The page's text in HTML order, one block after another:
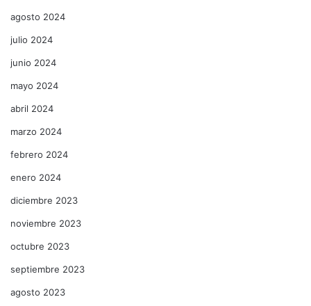
agosto 2024
julio 2024
junio 2024
mayo 2024
abril 2024
marzo 2024
febrero 2024
enero 2024
diciembre 2023
noviembre 2023
octubre 2023
septiembre 2023
agosto 2023